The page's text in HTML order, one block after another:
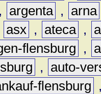
, argenta , arna
asx , ateca ,
flensburg ,
,
auto-
flensburg